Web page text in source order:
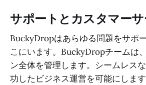
サポートとカスタマー
BuckyDropはあらゆる問題をサポ
こにいます。BuckyDropチームは
ン全体を管理します。シームレス
功したビジネス運営を可能にします